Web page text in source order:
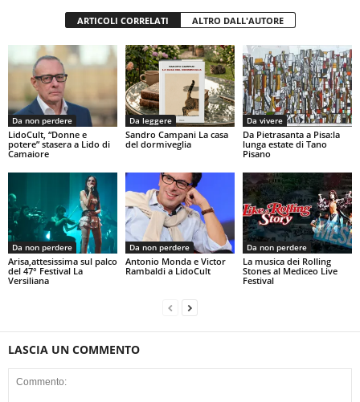
ARTICOLI CORRELATI ALTRO DALL'AUTORE
Da non perdere
LidoCult, “Donne e
potere” stasera a Lido di
Camaiore
Da leggere
Sandro Campani La casa
del dormiveglia
Da vivere
Da Pietrasanta a Pisa:la
lunga estate di Tano
Pisano
Da non perdere
Arisa,attesissima sul palco
del 47° Festival La
Versiliana
Da non perdere
Antonio Monda e Victor
Rambaldi a LidoCult
Da non perdere
La musica dei Rolling
Stones al Mediceo Live
Festival
LASCIA UN COMMENTO